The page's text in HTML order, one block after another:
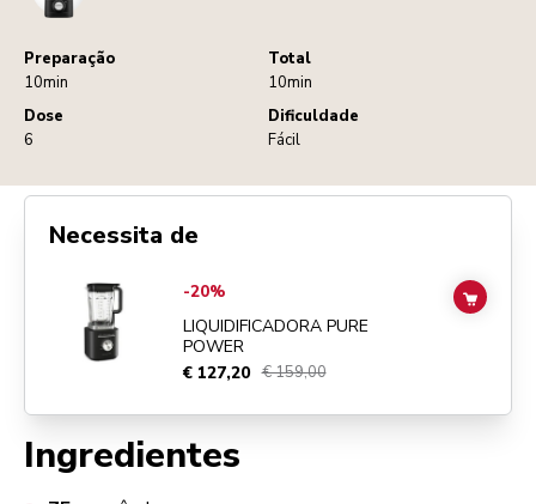
Preparação
10min
Total
10min
Dose
6
Dificuldade
Fácil
Ingredientes
Necessita de
Go toLiquidificadora Pure Power
-20%
LIQUIDIFICADORA PURE
POWER
€ 127,20 € 159,00
ADD